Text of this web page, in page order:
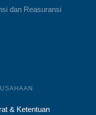
dan Reasuransi
& Ketentuan